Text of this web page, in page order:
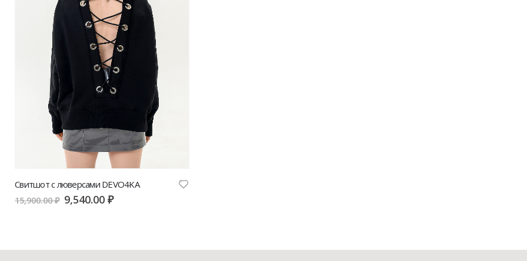
Свитшот с люверсами DEVO4KA
15,900.00₽ 9,540.00₽